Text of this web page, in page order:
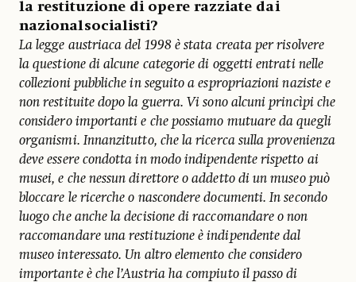
la restituzione di opere razziate dai
nazionalsocialisti?
La legge austriaca del 1998 è stata creata per risolvere
la questione di alcune categorie di oggetti entrati nelle
collezioni pubbliche in seguito a espropriazioni naziste e
non restituite dopo la guerra. Vi sono alcuni princìpi che
considero importanti e che possiamo mutuare da quegli
organismi. Innanzitutto, che la ricerca sulla provenienza
deve essere condotta in modo indipendente rispetto ai
musei, e che nessun direttore o addetto di un museo può
bloccare le ricerche o nascondere documenti. In secondo
luogo che anche la decisione di raccomandare o non
raccomandare una restituzione è indipendente dal
museo interessato. Un altro elemento che considero
importante è che l’Austria ha compiuto il passo di